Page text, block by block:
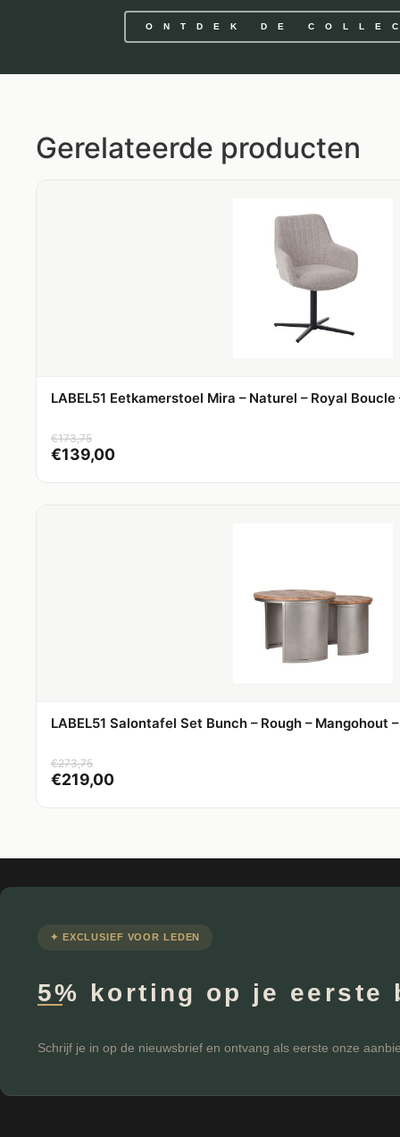
ONTDEK DE
Gerelateerde producten
LABEL51 Eetkamerstoel Mira – Naturel – Royal Boucle
€173,75
€139,00
LABEL51 Salontafel Set Bunch – Rough – Mangohout
€273,75
€219,00
✦ EXCLUSIEF VOOR LEDEN
5% korting op je eerste
Schrijf je in op de nieuwsbrief en ontvang als eerste onze